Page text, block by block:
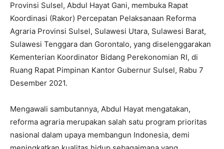
Provinsi Sulsel, Abdul Hayat Gani, membuka Rapat
Koordinasi (Rakor) Percepatan Pelaksanaan Reforma
Agraria Provinsi Sulsel, Sulawesi Utara, Sulawesi Barat,
Sulawesi Tenggara dan Gorontalo, yang diselenggarakan
Kementerian Koordinator Bidang Perekonomian RI, di
Ruang Rapat Pimpinan Kantor Gubernur Sulsel, Rabu 7
Desember 2021.
Mengawali sambutannya, Abdul Hayat mengatakan,
reforma agraria merupakan salah satu program prioritas
nasional dalam upaya membangun Indonesia, demi